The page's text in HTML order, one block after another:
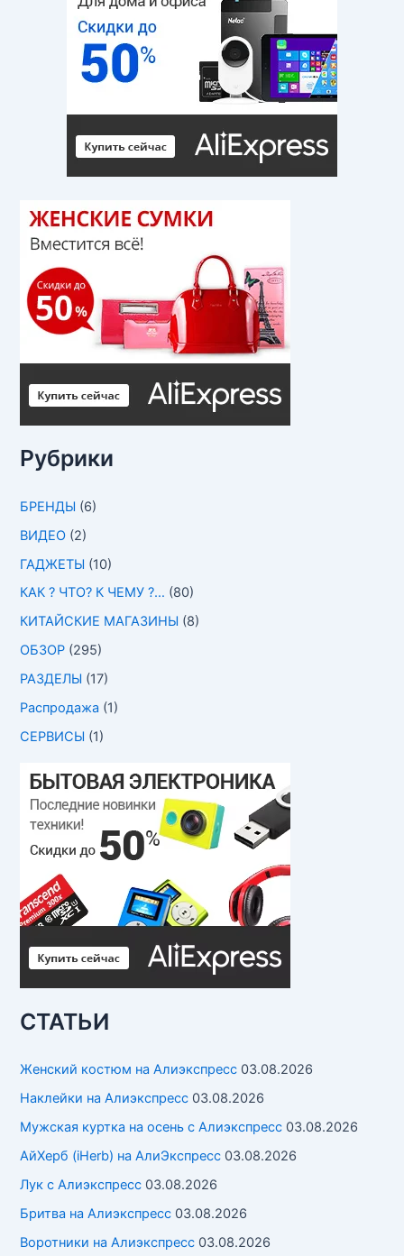
Рубрики
БРЕНДЫ (6)
ВИДЕО (2)
ГАДЖЕТЫ (10)
КАК ? ЧТО? К ЧЕМУ ?… (80)
КИТАЙСКИЕ МАГАЗИНЫ (8)
ОБЗОР (295)
РАЗДЕЛЫ (17)
Распродажа (1)
СЕРВИСЫ (1)
СТАТЬИ
Женский костюм на Алиэкспресс 03.08.2026
Наклейки на Алиэкспресс 03.08.2026
Мужская куртка на осень с Алиэкспресс 03.08.2026
АйХерб (iHerb) на АлиЭкспресс 03.08.2026
Лук с Алиэкспресс 03.08.2026
Бритва на Алиэкспресс 03.08.2026
Воротники на Алиэкспресс 03.08.2026